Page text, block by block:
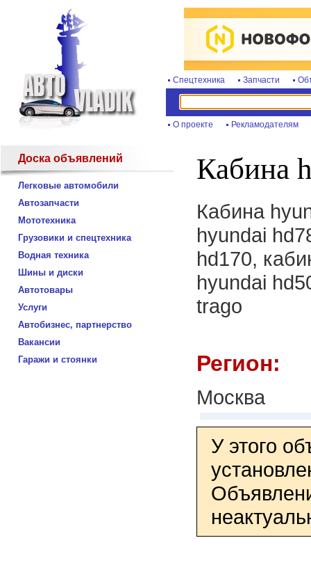
Спецтехника Запчасти
О проекте Рекламодателям
Доска объявлений
Легковые автомобили
Автозапчасти
Мототехника
Грузовики и спецтехника
Водная техника
Шины и диски
Автотовары
Услуги
Автобизнес, партнерство
Вакансии
Гаражи и стоянки
Кабина
Кабина
hyundai
hd170,
hyundai
trago
Регион:
Москва
У этого